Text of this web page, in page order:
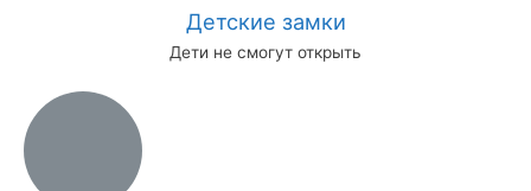
Детские замки
Дети не смогут открыть